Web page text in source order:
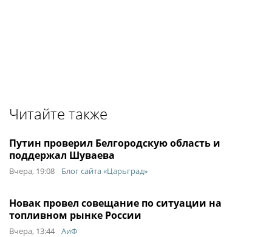
Читайте также
Путин проверил Белгородскую область и
поддержал Шуваева
Вчера, 19:08 Блог сайта «Царьград»
Новак провел совещание по ситуации на
топливном рынке России
Вчера, 13:44 АиФ